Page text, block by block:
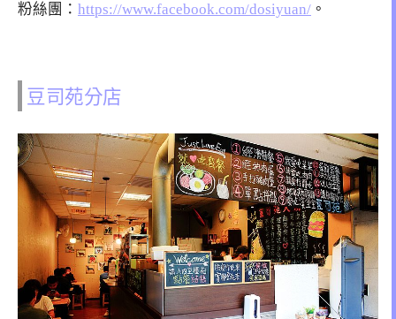
粉絲團： https://www.facebook.com/dosiyuan/ 。
豆司苑分店